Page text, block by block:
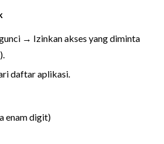
→ Izinkan akses yang diminta
daftar aplikasi.
enam digit)